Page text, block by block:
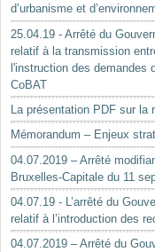
d’urbanisme et
25.04.19 - Arrêté du
relatif à la transmission
l'instruction des demandes
CoBAT
La présentation PDF sur la
Mémorandum – Enjeux
04.07.2019 – Arrêté
Bruxelles-Capitale du 11
04.07.19 - L’arrêté du
relatif à l’introduction des
04.07.2019 – Arrêté du